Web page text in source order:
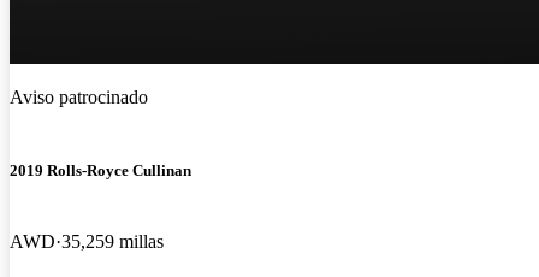
Aviso patrocinado
2019 Rolls-Royce Cullinan
AWD 35,259 millas